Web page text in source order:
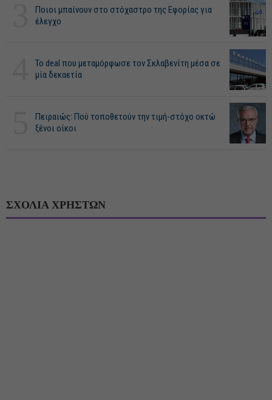
Ποιοι μπαίνουν στο στόχαστρο της Εφορίας για
έλεγχο
Το deal που μεταμόρφωσε τον Σκλαβενίτη μέσα σε
μία δεκαετία
Πειραιώς: Πού τοποθετούν την τιμή-στόχο οκτώ
ξένοι οίκοι
ΣΧΟΛΙΑ ΧΡΗΣΤΩΝ